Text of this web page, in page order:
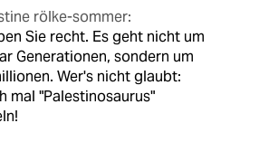
rölke-sommer:
Sie recht. Es geht nicht um
Generationen, sondern um
Wer's nicht glaubt:
mal "Palestinosaurus"